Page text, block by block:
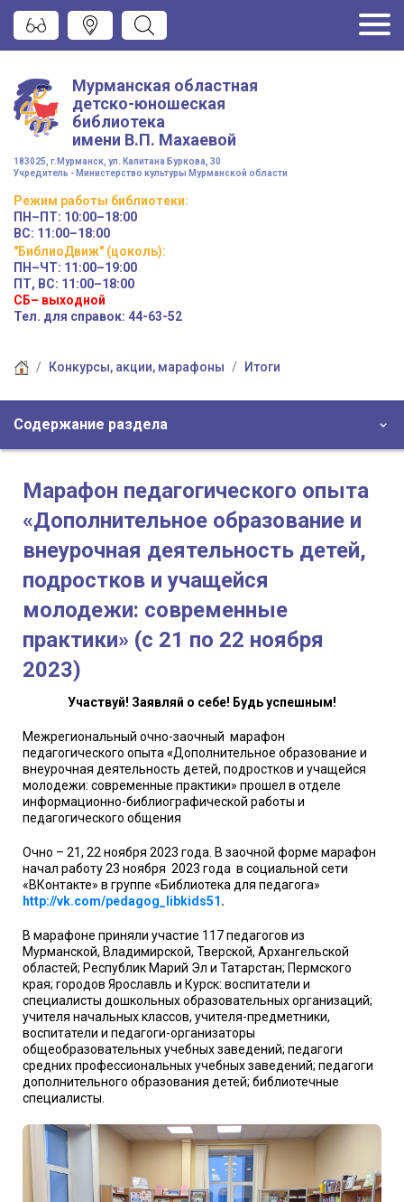
Мурманская областная
детско-юношеская
библиотека
имени В.П. Махаевой
183025, г.Мурманск, ул. Капитана Буркова, 30
Учредитель - Министерство культуры Мурманской области
Режим работы библиотеки:
ПН–ПТ: 10:00–18:00
ВС: 11:00–18:00
"БиблиоДвиж" (цоколь):
ПН–ЧТ: 11:00–19:00
ПТ, ВС: 11:00–18:00
СБ– выходной
Тел. для справок: 44-63-52
Конкурсы, акции, марафоны Итоги
Содержание раздела
Марафон педагогического опыта
«Дополнительное образование и
внеурочная деятельность детей,
подростков и учащейся
молодежи: современные
практики» (c 21 по 22 ноября
2023)
Участвуй! Заявляй о себе! Будь успешным!
Межрегиональный очно-заочный марафон
педагогического опыта«Дополнительное образование и
внеурочная деятельность детей, подростков и учащейся
молодежи: современные практики» прошел в отделе
информационно-библиографической работы и
педагогического общения
Очно – 21, 22 ноября 2023 года. В заочной форме марафон
начал работу 23 ноября 2023 года в социальной сети
«ВКонтакте» в группе «Библиотека для педагога»
http://vk.com/pedagog libkids51.
В марафоне приняли участие 117 педагогов из
Мурманской, Владимирской, Тверской, Архангельской
областей; Республик Марий Эл и Татарстан; Пермского
края; городов Ярославль и Курск: воспитатели и
специалисты дошкольных образовательных организаций;
учителя начальных классов, учителя-предметники,
воспитатели и педагоги-организаторы
общеобразовательных учебных заведений; педагоги
средних профессиональных учебных заведений; педагоги
дополнительного образования детей; библиотечные
специалисты.